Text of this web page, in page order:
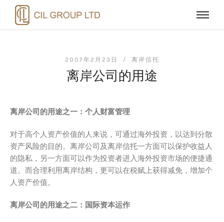
2007年2月23日 / 离岸信托
离岸公司的用途
离岸公司的用途之一：个人财富管理
对于高个人资产价值的人来说，可通过海外投资，以达到分散
资产风险的目的。离岸公司及离岸信托一方面可以保护收益人
的隐私，另一方面可以作为投资者进入海外投资市场的便捷通
道。而合理利用离岸结构，更可以在税赋上获得减免，增加个
人资产价值。
离岸公司的用途之二：国际资本运作